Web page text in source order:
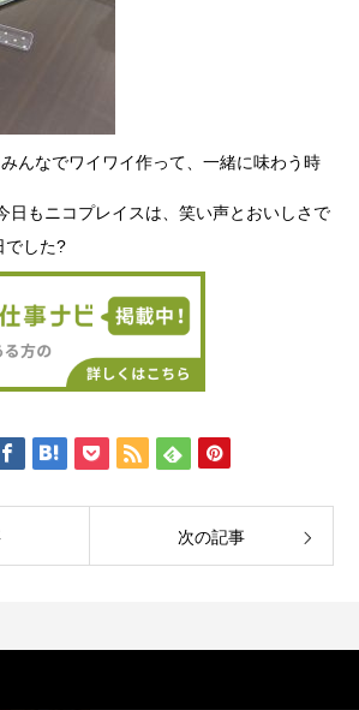
んなでワイワイ作って、一緒に味わう時
日もニコプレイスは、笑い声とおいしさで
でした?
次の記事